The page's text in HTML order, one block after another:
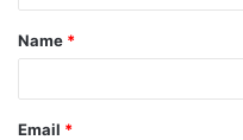
Name *
Email *